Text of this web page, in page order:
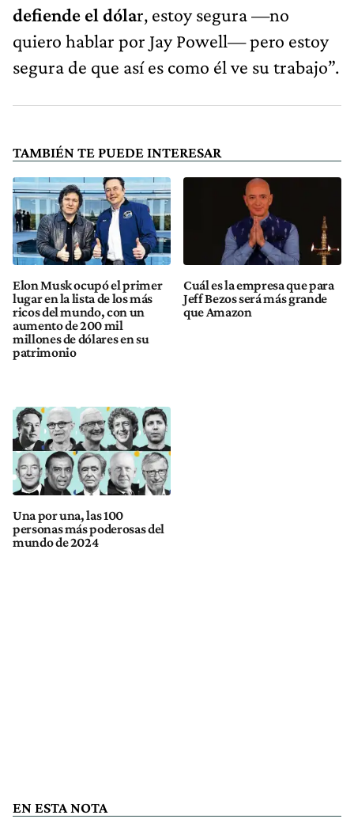
defiende el dólar, estoy segura —no
quiero hablar por Jay Powell— pero estoy
segura de que así es como él ve su trabajo”.
TAMBIÉN TE PUEDE INTERESAR
Elon Musk ocupó el primer
lugar en la lista de los más
ricos del mundo, con un
aumento de 200 mil
millones de dólares en su
patrimonio
Cuál es la empresa que para
Jeff Bezos será más grande
que Amazon
Una por una, las 100
personas más poderosas del
mundo de 2024
EN ESTA NOTA